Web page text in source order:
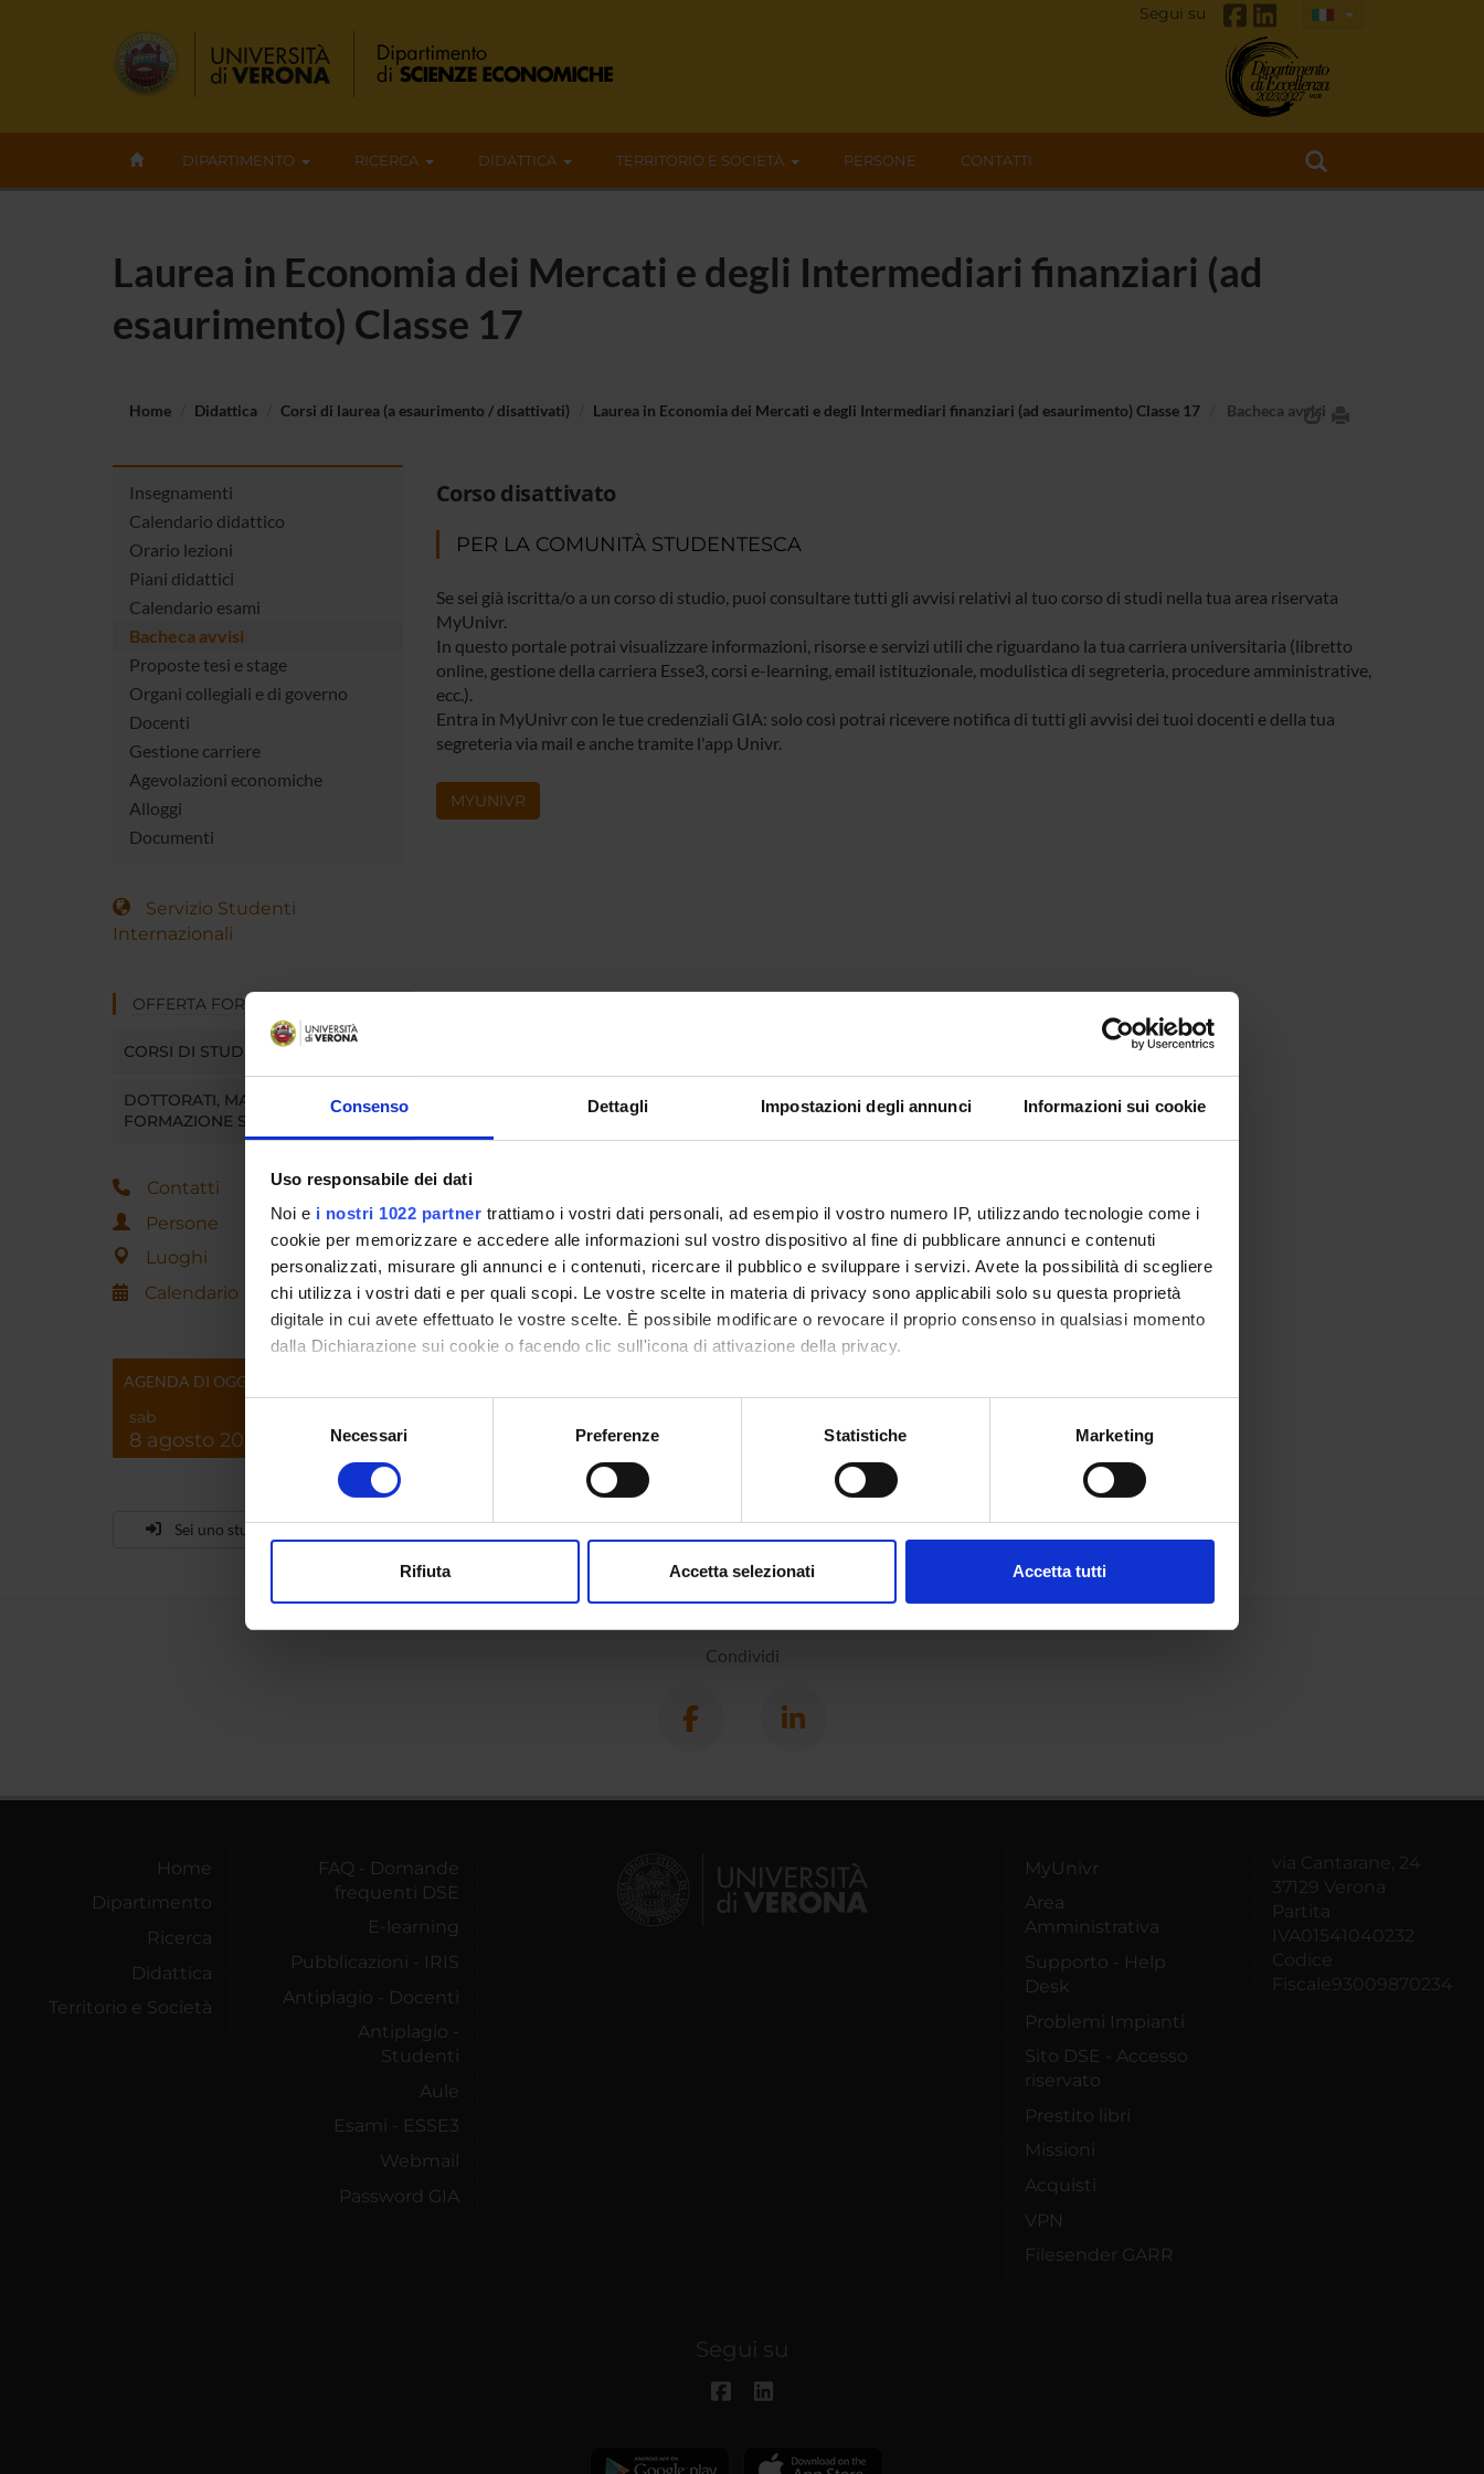
Consenso Dettagli Impostazioni degli annunci Informazioni sui cookie
Uso responsabile dei dati
Noi e i nostri 1022 partner trattiamo i vostri dati personali, ad esempio il vostro numero IP, utilizzando tecnologie come i
cookie per memorizzare e accedere alle informazioni sul vostro dispositivo al fine di pubblicare annunci e contenuti
personalizzati, misurare gli annunci e i contenuti, ricercare il pubblico e sviluppare i servizi. Avete la possibilità di scegliere
chi utilizza i vostri dati e per quali scopi. Le vostre scelte in materia di privacy sono applicabili solo su questa proprietà
digitale in cui avete effettuato le vostre scelte. È possibile modificare o revocare il proprio consenso in qualsiasi momento
dalla Dichiarazione sui cookie o facendo clic sull'icona di attivazione della privacy.
Con il tuo consenso, vorremmo anche:
raccogliere informazioni sulla tua posizione geografica, con un'approssimazione di qualche metro,
digitali).
modificare o ritirare il tuo consenso in qualsiasi momento dalla Dichiarazione sui cookie.
di analisi dei dati web, pubblicità e social media, i quali potrebbero combinarle con altre informazioni che hai fornito loro o
consenso
Necessari Preferenze Statistiche Marketing
Rifiuta Accetta selezionati Accetta tutti
Segui su
DIPARTIMENTO RICERCA DIDATTICA TERRITORIO E SOCIETÀ PERSONE CONTATTI
Laurea in Economia dei Mercati e degli Intermediari finanziari (ad
esaurimento) Classe 17
Home Didattica Corsi di laurea (a esaurimento / disattivati) Laurea in Economia dei Mercati e degli Intermediari finanziari (ad esaurimento) Classe 17 Bacheca avvisi
Insegnamenti
Calendario didattico
Orario lezioni
Piani didattici
Calendario esami
Bacheca avvisi
Proposte tesi e stage
Organi collegiali e di governo
Docenti
Gestione carriere
Agevolazioni economiche
Alloggi
Documenti
Servizio Studenti
Internazionali
OFFERTA FORMATIVA
CORSI DI STUDIO
DOTTORATI, MASTER E
FORMAZIONE SUPERIORE
Contatti
Persone
Luoghi
Calendario
AGENDA DI OGGI
sab
8 agosto 2026
Sei uno studente già iscritto?
Corso disattivato
PER LA COMUNITÀ STUDENTESCA
Se sei già iscritta/o a un corso di studio, puoi consultare tutti gli avvisi relativi al tuo corso di studi nella tua area riservata
MyUnivr.
In questo portale potrai visualizzare informazioni, risorse e servizi utili che riguardano la tua carriera universitaria (libretto
online, gestione della carriera Esse3, corsi e-learning, email istituzionale, modulistica di segreteria, procedure amministrative,
ecc.).
Entra in MyUnivr con le tue credenziali GIA: solo così potrai ricevere notifica di tutti gli avvisi dei tuoi docenti e della tua
segreteria via mail e anche tramite l'app Univr.
MYUNIVR
Condividi
Home
Dipartimento
Ricerca
Didattica
Territorio e Società
FAQ - Domande
frequenti DSE
E-learning
Pubblicazioni - IRIS
Antiplagio - Docenti
Antiplagio -
Studenti
Aule
Esami - ESSE3
Webmail
Password GIA
MyUnivr
Area
Amministrativa
Supporto - Help
Desk
Problemi Impianti
Sito DSE - Accesso
riservato
Prestito libri
Missioni
Acquisti
VPN
Filesender GARR
via Cantarane, 24
37129 Verona
Partita
IVA01541040232
Codice
Fiscale93009870234
Segui su